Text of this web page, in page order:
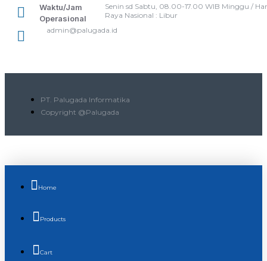
Waktu/Jam
Operasional
Senin sd Sabtu, 08.00-17.00 WIB Minggu /
Raya Nasional : Libur
admin@palugada.id
PT. Palugada Informatika
Copyright @Palugada
Home
Products
Cart